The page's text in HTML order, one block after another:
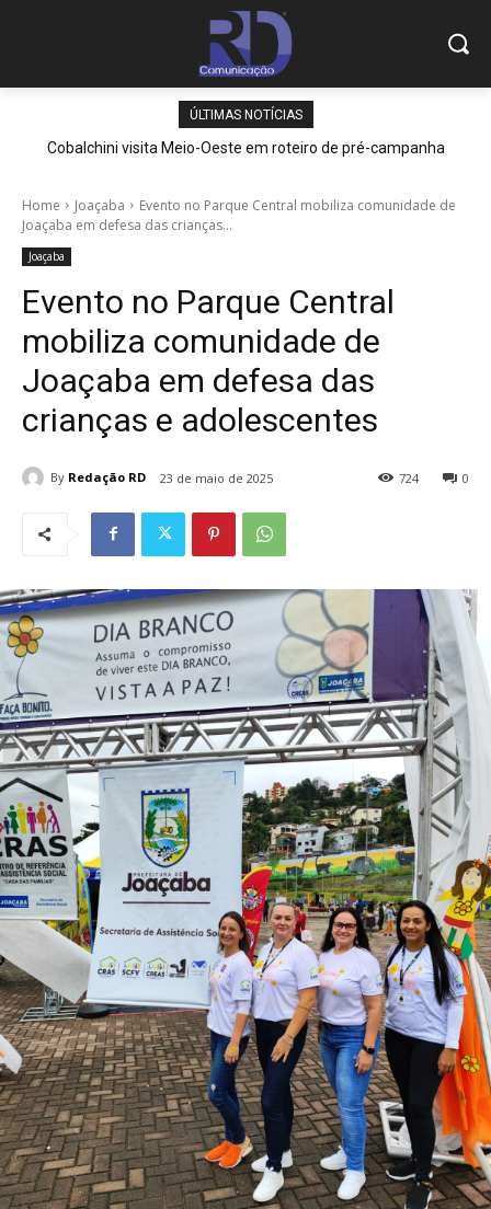
ÚLTIMAS NOTÍCIAS
Cobalchini visita Meio-Oeste em roteiro de pré-campanha
Home Joaçaba
Evento no Parque Central mobiliza comunidade de
Joaçaba em defesa das crianças...
Joaçaba
Evento no Parque Central
mobiliza comunidade de
Joaçaba em defesa das
crianças e adolescentes
By Redação RD 23 de maio de 2025 0
724